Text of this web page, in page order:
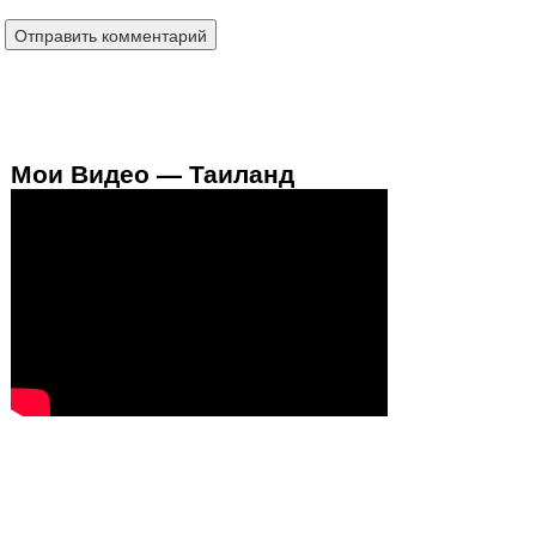
Мои Видео — Таиланд